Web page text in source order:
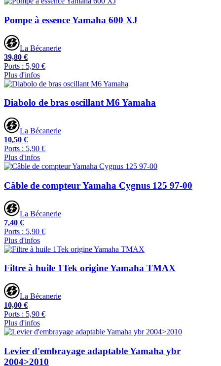
Pompe à essence Yamaha 600 XJ
La Bécanerie
39,80 €
Ports : 5,90 €
Plus d'infos
Diabolo de bras oscillant M6 Yamaha
La Bécanerie
10,50 €
Ports : 5,90 €
Plus d'infos
Câble de compteur Yamaha Cygnus 125 97-00
La Bécanerie
7,40 €
Ports : 5,90 €
Plus d'infos
Filtre à huile 1Tek origine Yamaha TMAX
La Bécanerie
10,00 €
Ports : 5,90 €
Plus d'infos
Levier d'embrayage adaptable Yamaha ybr
2004>2010